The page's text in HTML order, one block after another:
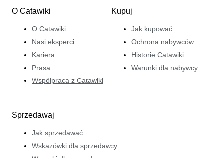
O Catawiki
O Catawiki
Nasi eksperci
Kariera
Prasa
Współpraca z Catawiki
Kupuj
Jak kupować
Ochrona nabywców
Historie Catawiki
Warunki dla nabywcy
Sprzedawaj
Jak sprzedawać
Wskazówki dla sprzedawcy